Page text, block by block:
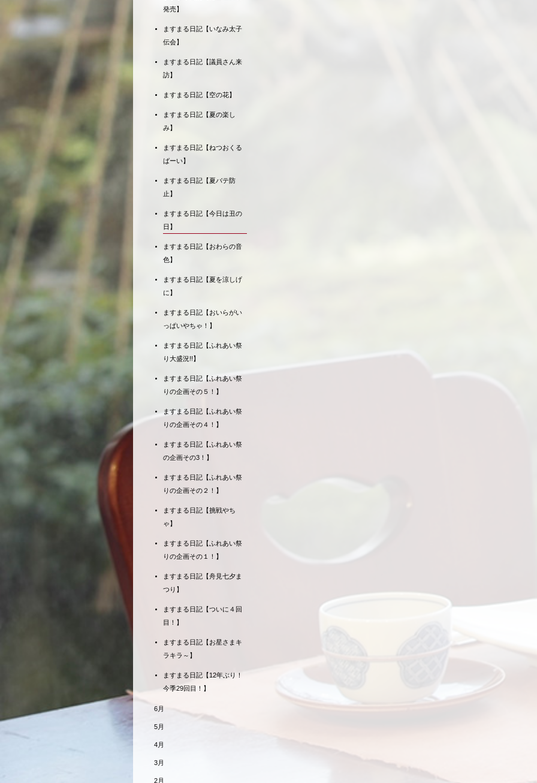
発売】
ますまる日記【いなみ太子
伝会】
ますまる日記【議員さん来
訪】
ますまる日記【空の花】
ますまる日記【夏の楽し
み】
ますまる日記【ねつおくる
ばーい】
ますまる日記【夏バテ防
止】
ますまる日記【今日は丑の
日】
ますまる日記【おわらの音
色】
ますまる日記【夏を涼しげ
に】
ますまる日記【おいらがい
っぱいやちゃ！】
ますまる日記【ふれあい祭
り大盛況!!】
ますまる日記【ふれあい祭
りの企画その５！】
ますまる日記【ふれあい祭
りの企画その４！】
ますまる日記【ふれあい祭
の企画その3！】
ますまる日記【ふれあい祭
りの企画その２！】
ますまる日記【挑戦やち
ゃ】
ますまる日記【ふれあい祭
りの企画その１！】
ますまる日記【舟見七夕ま
つり】
ますまる日記【ついに４回
目！】
ますまる日記【お星さまキ
ラキラ～】
ますまる日記【12年ぶり！
今季29回目！】
6月
5月
4月
3月
2月